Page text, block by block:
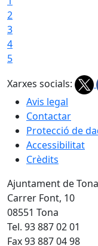
2
3
4
5
Xarxes socials:
Avis legal
Contactar
Protecció de
Accessibilitat
Crèdits
Ajuntament de Tona
Carrer Font, 10
08551 Tona
Tel. 93 887 02 01
Fax 93 887 04 98